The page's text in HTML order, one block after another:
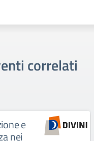
correlati
e
nei